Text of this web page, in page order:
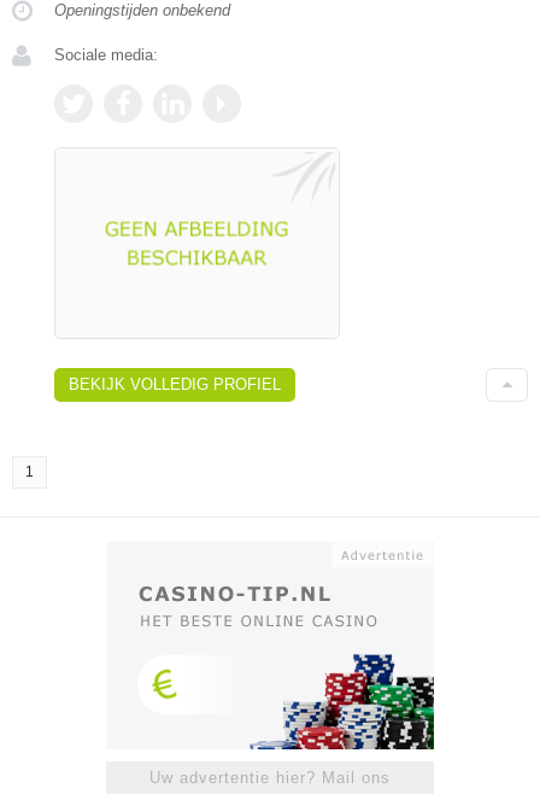
Openingstijden onbekend
Sociale media:
BEKIJK VOLLEDIG PROFIEL
1
Uw advertentie hier? Mail ons